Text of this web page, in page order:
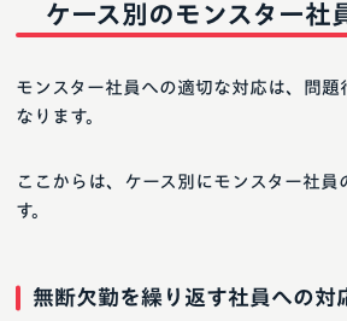
ケース別のモンスター社
モンスター社員への適切な対応は、問題
なります。
ここからは、ケース別にモンスター社員
す。
無断欠勤を繰り返す社員への対